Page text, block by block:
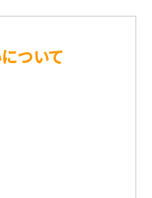
ついて